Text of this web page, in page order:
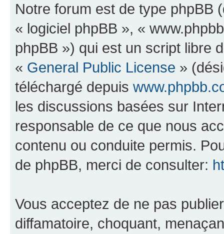
Notre forum est de type phpBB
« logiciel phpBB », «
phpBB ») qui est un script libre
« General Public License »
téléchargé depuis
les discussions basées sur
responsable de ce que nous
contenu ou conduite permis.
de phpBB, merci de consulter:
Vous acceptez de ne pas
diffamatoire, choquant,